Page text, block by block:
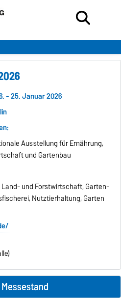
- 25. Januar 2026
Ausstellung für Ernährung,
und Gartenbau
und Forstwirtschaft, Garten-
Nutztierhaltung, Garten